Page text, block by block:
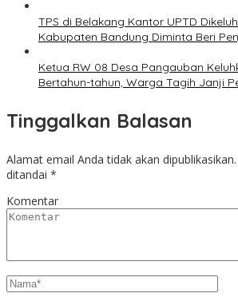
TPS di Belakang Kantor UPTD
Kabupaten Bandung Diminta Beri
Ketua RW 08 Desa Pangauban
Bertahun-tahun, Warga Tagih Janji
Tinggalkan Balasan
Alamat email Anda tidak akan dipublikasikan.
ditandai *
Komentar